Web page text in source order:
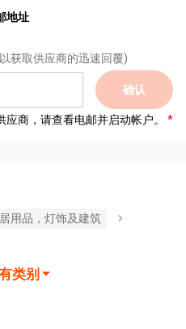
地址
获取供应商的迅速回覆)
确认
商，请查看电邮并启动帐户。
用品，灯饰及建筑
类别